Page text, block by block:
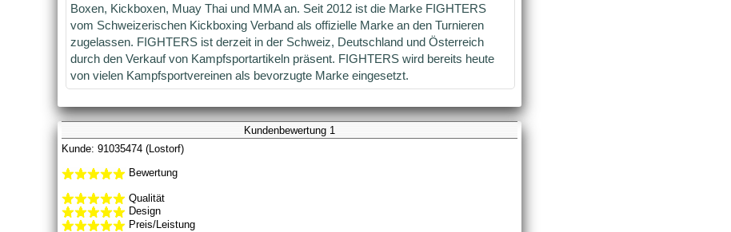
Boxen, Kickboxen, Muay Thai und MMA an. Seit 2012 ist die Marke FIGHTERS
vom Schweizerischen Kickboxing Verband als offizielle Marke an den Turnieren
zugelassen. FIGHTERS ist derzeit in der Schweiz, Deutschland und Österreich
durch den Verkauf von Kampfsportartikeln präsent. FIGHTERS wird bereits heute
von vielen Kampfsportvereinen als bevorzugte Marke eingesetzt.
Kundenbewertung 1
Kunde: 91035474 (Lostorf)
Bewertung
Qualität
Design
Preis/Leistung